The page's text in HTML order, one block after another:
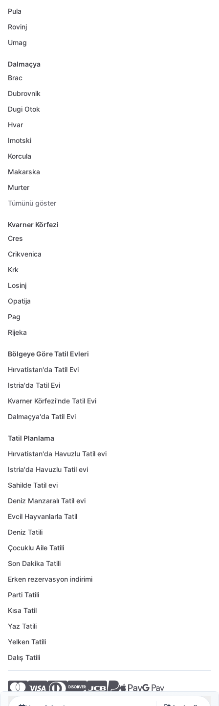
Pula
Rovinj
Umag
Dalmaçya
Brac
Dubrovnik
Dugi Otok
Hvar
Imotski
Korcula
Makarska
Murter
Tümünü göster
Kvarner Körfezi
Cres
Crikvenica
Krk
Losinj
Opatija
Pag
Rijeka
Bölgeye Göre Tatil Evleri
Hırvatistan'da Tatil Evi
Istria'da Tatil Evi
Kvarner Körfezi'nde Tatil Evi
Dalmaçya'da Tatil Evi
Tatil Planlama
Hırvatistan'da Havuzlu Tatil evi
Istria'da Havuzlu Tatil evi
Sahilde Tatil evi
Deniz Manzaralı Tatil evi
Evcil Hayvanlarla Tatil
Deniz Tatili
Çocuklu Aile Tatili
Son Dakika Tatili
Erken rezervasyon indirimi
Parti Tatili
Kısa Tatil
Yaz Tatili
Yelken Tatili
Dalış Tatili
© 2026 Crovillas GmbH